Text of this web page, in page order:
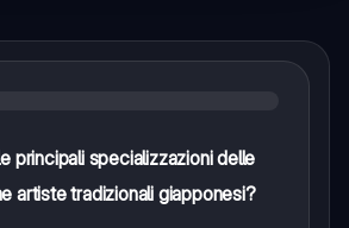
principali specializzazioni delle
artiste tradizionali giapponesi?